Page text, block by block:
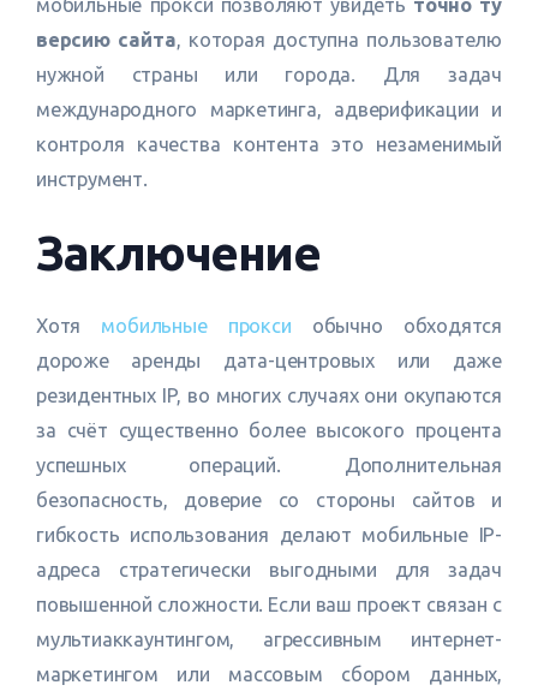
мобильные прокси позволяют увидеть точно ту
версию сайта, которая доступна пользователю
нужной страны или города. Для задач
международного маркетинга, адверификации и
контроля качества контента это незаменимый
инструмент.
Заключение
Хотя мобильные прокси обычно обходятся
дороже аренды дата-центровых или даже
резидентных IP, во многих случаях они окупаются
за счёт существенно более высокого процента
успешных операций. Дополнительная
безопасность, доверие со стороны сайтов и
гибкость использования делают мобильные IP-
адреса стратегически выгодными для задач
повышенной сложности. Если ваш проект связан с
мультиаккаунтингом, агрессивным интернет-
маркетингом или массовым сбором данных,